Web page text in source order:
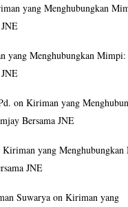
yang Menghubungkan
yang Menghubungkan
onKiriman yang
Bersama JNE
Kiriman yang
JNE
Suwarya onKiriman yang